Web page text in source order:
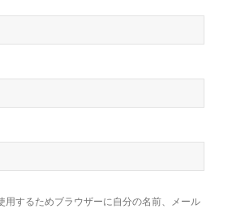
用するためブラウザーに自分の名前、メール